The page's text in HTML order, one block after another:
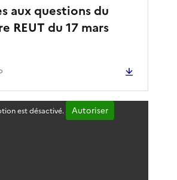
aux questions du
REUT du 17 mars
est désactivé. Autoriser